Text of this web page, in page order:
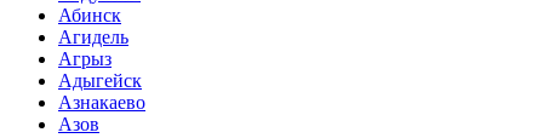
Абинск
Агидель
Агрыз
Адыгейск
Азнакаево
Азов